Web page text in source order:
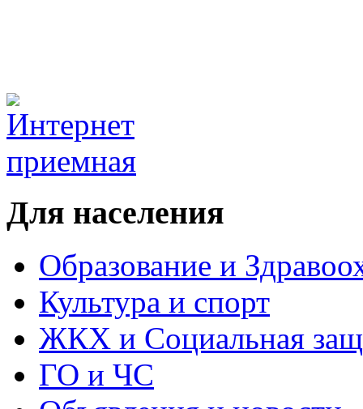
Для населения
Образование и
Культура и спорт
ЖКХ и Социальная
ГО и ЧС